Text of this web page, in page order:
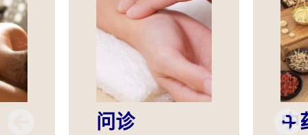
问诊 中